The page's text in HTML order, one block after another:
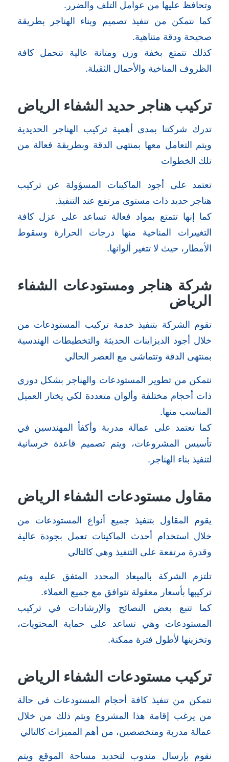
وتحافظ عليها من عوامل التلف والضرر.
كما نتمكن من تنفيذ تصميم وبناء الهناجر بطريقة
صحيحة ودقة متناهية.
كذلك تتمتع بخفة وزن ومتانة عالية تتحمل كافة
الظروف المناخية والأحمال الثقيلة.
تركيب هناجر حديد الشفاء الرياض
تدرك شركتنا بمدى أهمية تركيب الهناجر الحديدية
ويتم التعامل معها بمنتهى الدقة وبطريقة فعالة من
تلك الخطوات
تعتمد على أجود الماكينات المسؤولة عن تركيب
هناجر حديد ذات مستوى مرتفع عند التنفيذ.
كما إنها تتمتع بمواد فعالة تساعد على عزل كافة
التغييرات المناخية منها درجات الحرارة وسقوط
الأمطار، حيث لا تتغير ألوانها.
شركة هناجر ومستودعات الشفاء
الرياض
تقوم الشركة بتنفيذ خدمة تركيب المستودعات من
خلال أجود الديزاينات الحديثة والتخطيطات الهندسية
بمنتهى الدقة وتتماشى مع العصر الحالي
نتمكن من تطوير المستودعات والهناجر بشكل دوري
ذات أحجام مختلفة وألوان متعددة لكي يختار العميل
المناسب منها.
كما تعتمد على عمالة مدربة وأكفأ المهندسين في
تأسيس المشروعات، ويتم تصميم قاعدة خرسانية
لتنفيذ بناء الهناجر.
مقاول مستودعات الشفاء الرياض
يقوم المقاول بتنفيذ جميع أنواع المستودعات من
خلال استخدام أحدث الماكينات تعمل بجودة عالية
وقدرة مرتفعة على التنفيذ وهي كالتالي
تلتزم الشركة بالميعاد المحدد المتفق عليه ويتم
تركيبها بأسعار معقولة تتوافق مع جميع العملاء.
كما تتبع بعض النصائح والإرشادات في تركيب
المستودعات وهي تساعد على حماية المحتويات،
وتخزينها لأطول فترة ممكنة.
تركيب مستودعات الشفاء الرياض
نتمكن من تنفيذ كافة أحجام المستودعات في حالة
من يرغب إقامة هذا المشروع ويتم ذلك من خلال
عمالة مدربة ومتخصصين، من أهم المميزات كالتالي
نقوم بإرسال مندوب لتحديد مساحة الموقع ويتم